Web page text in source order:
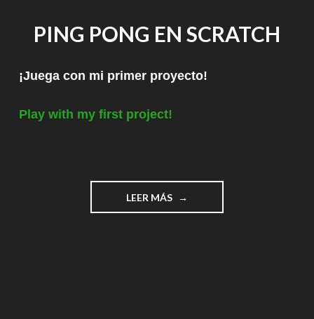
PING PONG EN SCRATCH
¡Juega con mi primer proyecto!
Play with my first project!
LEER MÁS "PING
PONG